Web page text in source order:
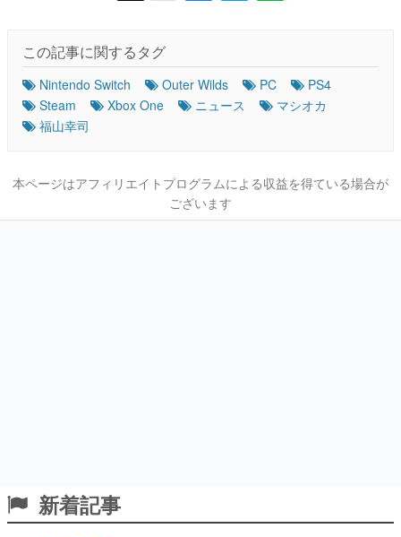
この記事に関するタグ
Nintendo Switch Outer Wilds PC
PS4
Steam
Xbox One ニュース
マシオカ
福山幸司
本ページはアフィリエイトプログラムによる収益を得ている場合が
ございます
新着記事